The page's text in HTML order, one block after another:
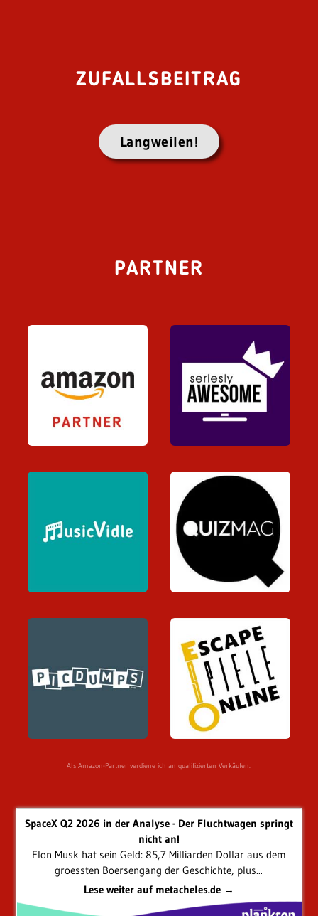
ZUFALLSBEITRAG
Langweilen!
PARTNER
Als Amazon-Partner verdiene ich an qualifizierten Verkäufen.
SpaceX Q2 2026 in der Analyse - Der Fluchtwagen springt
nicht an!
Elon Musk hat sein Geld: 85,7 Milliarden Dollar aus dem
groessten Boersengang der Geschichte, plus...
Lese weiter auf metacheles.de →